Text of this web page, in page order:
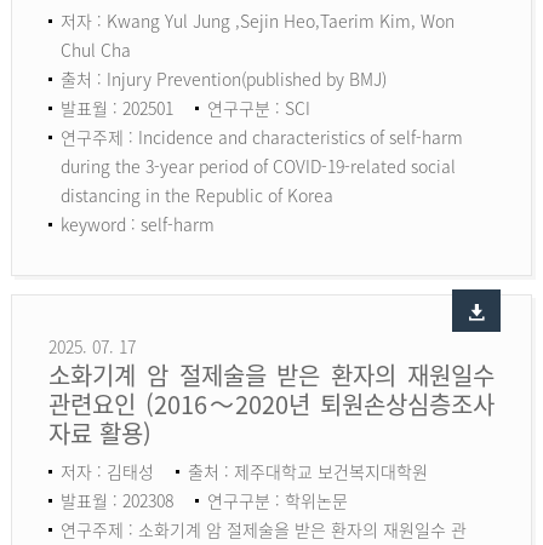
저자 : Kwang Yul Jung ,Sejin Heo,Taerim Kim, Won
Chul Cha
출처 : Injury Prevention(published by BMJ)
발표월 : 202501
연구구분 : SCI
연구주제 : Incidence and characteristics of self-harm
during the 3-year period of COVID-19-related social
distancing in the Republic of Korea
keyword : self-harm
2025. 07. 17
소화기계 암 절제술을 받은 환자의 재원일수
관련요인 (2016～2020년 퇴원손상심층조사
자료 활용)
저자 : 김태성
출처 : 제주대학교 보건복지대학원
발표월 : 202308
연구구분 : 학위논문
연구주제 : 소화기계 암 절제술을 받은 환자의 재원일수 관